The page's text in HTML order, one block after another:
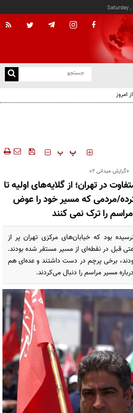
Saturday ,
امروز
‍‍‍ پ پ
«گزارش میدانی ۲»
در تهران؛ از گلایه‌های اولیه تا
مردمی که مسیر خود را عوض
مراسم را ترک نمی کنند
بود که خیابان‌های مرکزی تهران پر از
قبل در نقطه‌ای از مسیر مستقر شده بودند.
برخی پرچم در دست داشتند و عده‌ای هم
مسیر مراسم را دنبال می‌کردند.